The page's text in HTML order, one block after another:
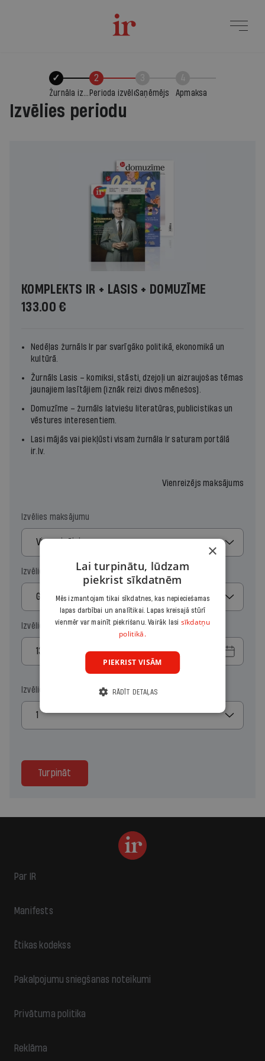
✓
Žurnāla izvēle
2
Perioda izvēleSaņēmējs Apmaksa
Izvēlies periodu
KOMPLEKTS IR + LASIS + DOMUZĪME
133.00 €
Nedēļas žurnāls Ir par svarīgāko politikā, ekonomikā un
kultūrā.
Žurnāls Lasis – komiksi, stāsti, dzejoļi un aizraujošas tēmas
jaunajiem lasītājiem (iznāk reizi divos mēnešos).
Domuzīme – žurnāls latviešu literatūras, publicistikas un
vēstures interesentiem.
Lasi mājās vai piekļūsti visam žurnāla Irsaturam portālā
ir.lv
Vienreizējs maksājums
Izvēlies maksājumu
Vienreizējais
Izvēlies periodu
Gads
Izvēlies sākuma datumu
Izvēlies kopiju skaitu
1
Turpināt
Par IR
Manifests
Ētikas kodekss
Pakalpojumu sniegšanas noteikumi
Privātuma politika
Reklāma
×
Lai turpinātu, lūdzam
piekrist sīkdatnēm
Mēs izmantojam tikai sīkdatnes, kas nepieciešamas
lapas darbībai un analītikai. Lapas kreisajā stūrī
vienmēr var mainīt piekrišanu. Vairāk lasi sīkdatņu
politikā.
PIEKRIST VISĀM
RĀDĪT DETAĻAS